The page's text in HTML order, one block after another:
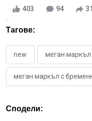
403 94
Тагове:
new меган маркъл
меган маркъл с
Сподели: